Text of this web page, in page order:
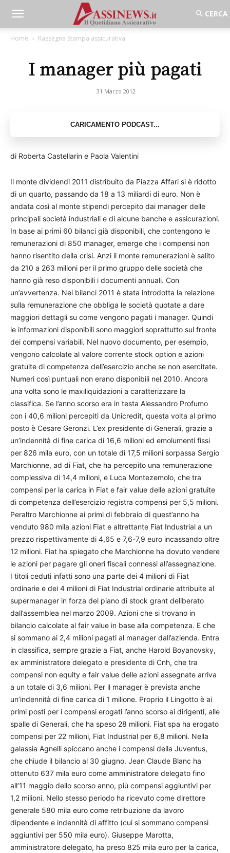
Home Rassegna Stampa assicurativa
I manager più pagati
31 Marzo 2012
di Roberta Castellarin e Paola Valentini
Il monte dividendi 2011 distribuito da Piazza Affari si è ridotto
di un quarto, passando da 18 a 13 miliardi di euro. Non è
andata così al monte stipendi percepito dai manager delle
principali società industriali e di alcune banche e assicurazioni.
In base ai primi 60 bilanci già disponibili, che contengono le
remunerazioni di 850 manager, emerge che i compensi non
hanno risentito della crisi. Anzi il monte remunerazioni è salito
da 210 a 263 milioni per il primo gruppo delle società che
hanno già reso disponibili i documenti annuali. Con
un’avvertenza. Nei bilanci 2011 è stata introdotta la relazione
sulla remunerazione che obbliga le società quotate a dare
maggiori dettagli su come vengono pagati i manager. Quindi
le informazioni disponibili sono maggiori soprattutto sul fronte
dei compensi variabili. Nel nuovo documento, per esempio,
vengono calcolate al valore corrente stock option e azioni
gratuite di competenza dell’esercizio anche se non esercitate.
Numeri così puntuali non erano disponibili nel 2010. Ancora
una volta sono le maxiliquidazioni a caratterizzare la
classifica. Se l’anno scorso era in testa Alessandro Profumo
con i 40,6 milioni percepiti da Unicredit, questa volta al primo
posto è Cesare Geronzi. L’ex presidente di Generali, grazie a
un’indennità di fine carica di 16,6 milioni ed emolumenti fissi
per 826 mila euro, con un totale di 17,5 milioni sorpassa Sergio
Marchionne, ad di Fiat, che ha percepito una remunerazione
complessiva di 14,4 milioni, e Luca Montezemolo, che tra
compensi per la carica in Fiat e fair value delle azioni gratuite
di competenza dell’esercizio registra compensi per 5,5 milioni.
Peraltro Marchionne ai primi di febbraio di quest’anno ha
venduto 980 mila azioni Fiat e altrettante Fiat Industrial a un
prezzo rispettivamente di 4,65 e 7,6-7,9 euro incassando oltre
12 milioni. Fiat ha spiegato che Marchionne ha dovuto vendere
le azioni per pagare gli oneri fiscali connessi all’assegnazione.
I titoli ceduti infatti sono una parte dei 4 milioni di Fiat
ordinarie e dei 4 milioni di Fiat Industrial ordinarie attribuite al
supermanager in forza del piano di stock grant deliberato
dall’assemblea nel marzo 2009. Azioni che si trovano in
bilancio calcolate al fair value in base alla competenza. E che
si sommano ai 2,4 milioni pagati al manager dall’azienda. Entra
in classifica, sempre grazie a Fiat, anche Harold Boyanovsky,
ex amministratore delegato e presidente di Cnh, che tra
compensi non equity e fair value delle azioni assegnate arriva
a un totale di 3,6 milioni. Per il manager è prevista anche
un’indennità di fine carica di 1 milione. Proprio il Lingotto è ai
primi posti per i compensi erogati l’anno scorso ai dirigenti, alle
spalle di Generali, che ha speso 28 milioni. Fiat spa ha erogato
compensi per 22 milioni, Fiat Industrial per 6,8 milioni. Nella
galassia Agnelli spiccano anche i compensi della Juventus,
che chiude il bilancio al 30 giugno. Jean Claude Blanc ha
ottenuto 637 mila euro come amministratore delegato fino
all’11 maggio dello scorso anno, più compensi aggiuntivi per
1,2 milioni. Nello stesso periodo ha ricevuto come direttore
generale 580 mila euro come retribuzione da lavoro
dipendente e indennità di affitto (cui si sommano compensi
aggiuntivi per 550 mila euro). Giuseppe Marotta,
amministratore delegato, ha preso 825 mila euro per la carica,